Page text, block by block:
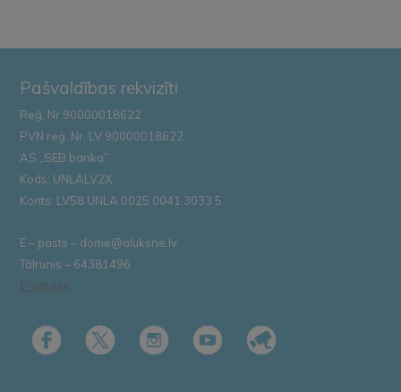
Pašvaldības rekvizīti
Reģ. Nr.90000018622
PVN reģ. Nr. LV 90000018622
AS „SEB banka”
Kods: UNLALV2X
Konts: LV58 UNLA 0025 0041 3033 5
E – pasts – dome@aluksne.lv
Tālrunis – 64381496
E-adrese